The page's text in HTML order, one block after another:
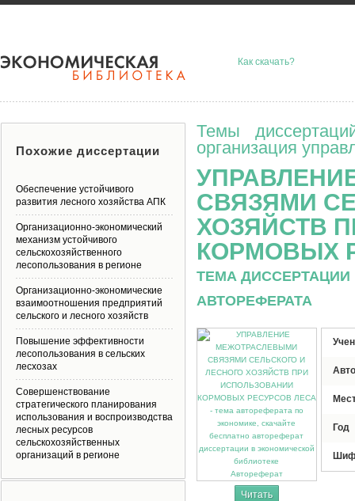
Как скачать?
Темы
организация
СВЯЗЯМИ
ХОЗЯЙСТВ
КОРМОВЫХ
ТЕМА
АВТОРЕФЕРАТА
Автореферат
Читать
Год
Похожие диссертации
Обеспечение устойчивого
развития лесного хозяйства АПК
Организационно-экономический
механизм устойчивого
сельскохозяйственного
лесопользования в регионе
Организационно-экономические
взаимоотношения предприятий
сельского и лесного хозяйств
Повышение эффективности
лесопользования в сельских
лесхозах
Совершенствование
стратегического планирования
использования и воспроизводства
лесных ресурсов
сельскохозяйственных
организаций в регионе